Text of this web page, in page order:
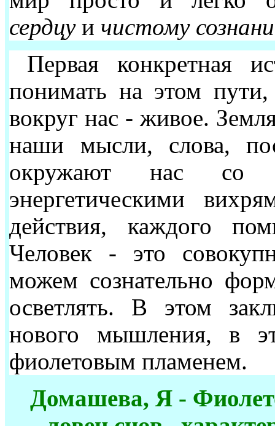
сердцуи чистому
Первая конкретная
понимать на этом
вокруг нас - живое.
наши мысли, слова,
окружают нас со
энергетическими
действия, каждого
Человек - это
можем сознательно
осветлять. В этом
нового мышления, в
фиолетовым пламенем.
Домашева, Я -